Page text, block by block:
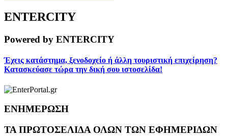
ENTERCITY
Powered by ENTERCITY
Έχεις κατάστημα, ξενοδοχείο ή άλλη τουριστική επιχείρηση?
Κατασκεύασε τώρα την δική σου ιστοσελίδα!
ΕΝΗΜΕΡΩΣΗ
ΤΑ ΠΡΩΤΟΣΕΛΙΔΑ ΟΛΩΝ ΤΩΝ ΕΦΗΜΕΡΙΔΩΝ